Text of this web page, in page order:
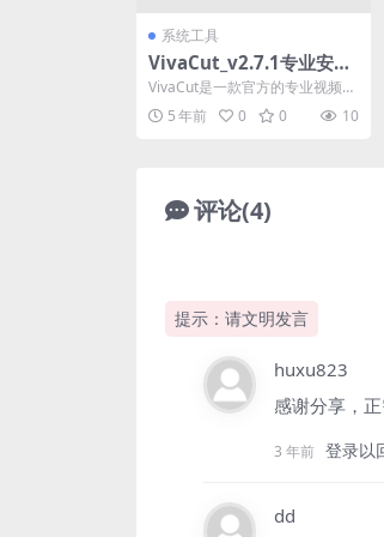
系统工具
VivaCut_v2.7.1专业安卓
版
VivaCut是一款官方的专业视频剪
辑软件， 拥有丰富、专业的视频
剪辑工具和好莱...
5 年前 0 0 10
评论(4)
提示：请文明发言
huxu823
感谢分享，
3 年前 登录以
dd